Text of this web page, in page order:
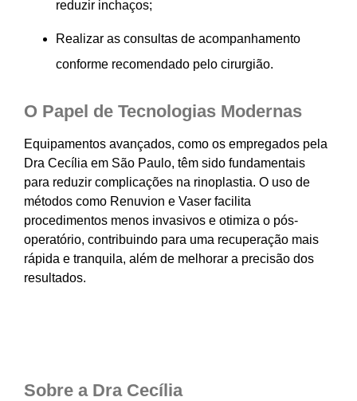
reduzir inchaços;
Realizar as consultas de acompanhamento
conforme recomendado pelo cirurgião.
O Papel de Tecnologias Modernas
Equipamentos avançados, como os empregados pela
Dra Cecília em São Paulo, têm sido fundamentais
para reduzir complicações na rinoplastia. O uso de
métodos como Renuvion e Vaser facilita
procedimentos menos invasivos e otimiza o pós-
operatório, contribuindo para uma recuperação mais
rápida e tranquila, além de melhorar a precisão dos
resultados.
Sobre a Dra Cecília